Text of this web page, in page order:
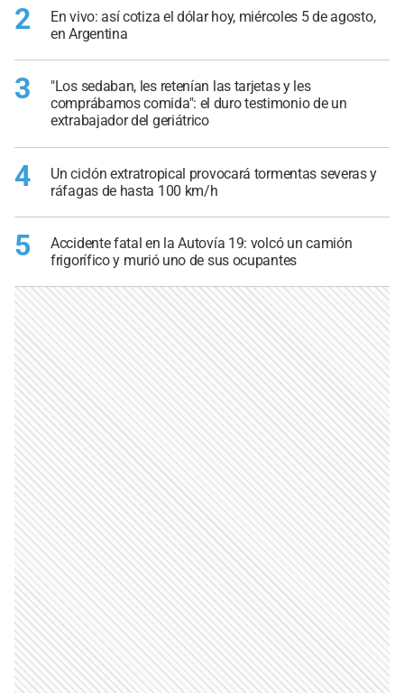
2
En vivo: así cotiza el dólar hoy, miércoles 5 de agosto,
en Argentina
3
"Los sedaban, les retenían las tarjetas y les
comprábamos comida": el duro testimonio de un
extrabajador del geriátrico
4
Un ciclón extratropical provocará tormentas severas y
ráfagas de hasta 100 km/h
5
Accidente fatal en la Autovía 19: volcó un camión
frigorífico y murió uno de sus ocupantes